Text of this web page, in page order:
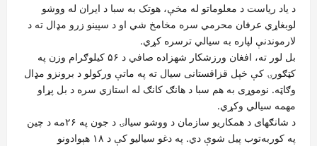
د یاد ریاست د معلوماتو له مخې، هوتک به سبا د ایران له ووشو
لوبغاړي عرفان محرمي سره مخامخ شي او د سپینو زرو مډال ته د
لارموندنې لپاره به سیالي ترسره کړي.
بل لور ته، افغان ورزشکار شهزاده صافي د ۵۶ کیلوګرام وزن په
کټګورۍ کې خپل قزاقستانی سیال ته په ماتې ورکولو د برونزو مډال
وګاټه. نوموړی به هم سبا د هانګ کانګ له استازي سره د بل پړاو
مهمه سیالي وکړي.
د شانګهای د همکاریو سازمان د ووشو سیالۍ د جون په ۲۶مه د چین
په کوربه‌توب پیل شوې دي. په دغو سیالیو کې د ۱۸ هېوادونو